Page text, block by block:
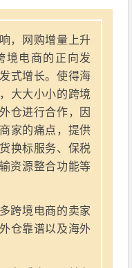
，网购增量上升
境电商的正向发
式增长。使得海
大大小小的跨境
仓进行合作，因
家的痛点，提供
换标服务、保税
资源整合功能等
跨境电商的卖家
仓靠谱以及海外